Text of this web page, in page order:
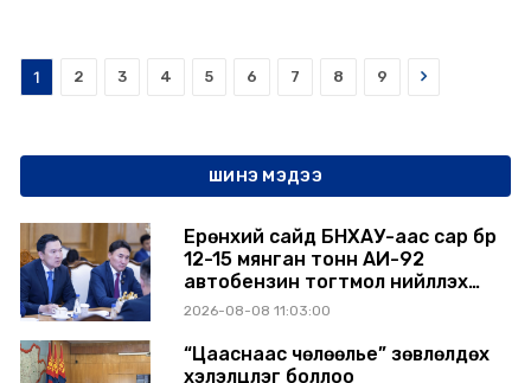
1 2 3 4 5 6 7 8 9 Next
ШИНЭ МЭДЭЭ
Ерөнхий сайд БНХАУ-аас сар бүр
12-15 мянган тонн АИ-92
автобензин тогтмол нийлүүлэх
хүсэлт тавилаа
2026-08-08 11:03:00
“Цааснаас чөлөөлье” зөвлөлдөх
хэлэлцүүлэг боллоо